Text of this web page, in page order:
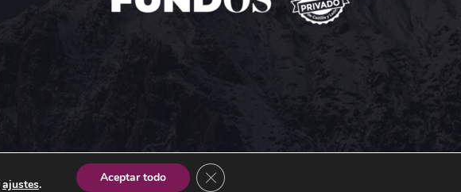
ajustes. Aceptar todo CERRAR EL BANNER DE COOKIES RGPD